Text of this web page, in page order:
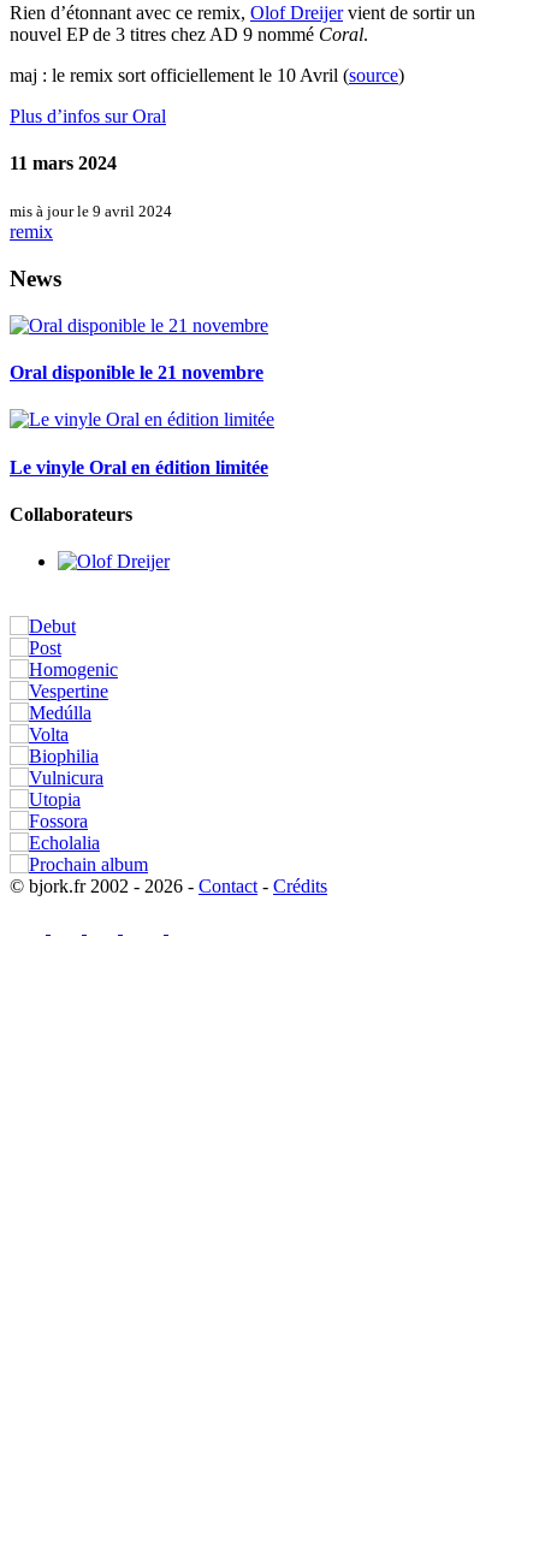
Rien d’étonnant avec ce remix, Olof Dreijervient de sortir un
nouvel EP de 3 titres chez AD 9 nommé Coral.
maj : le remix sort officiellement le 10 Avril (source)
Plus d’infos sur Oral
11 mars 2024
mis à jour le 9 avril 2024
remix
News
Oral disponible le 21 novembre
Le vinyle Oral en édition limitée
Collaborateurs
© bjork.fr 2002 - 2026 - Contact - Crédits